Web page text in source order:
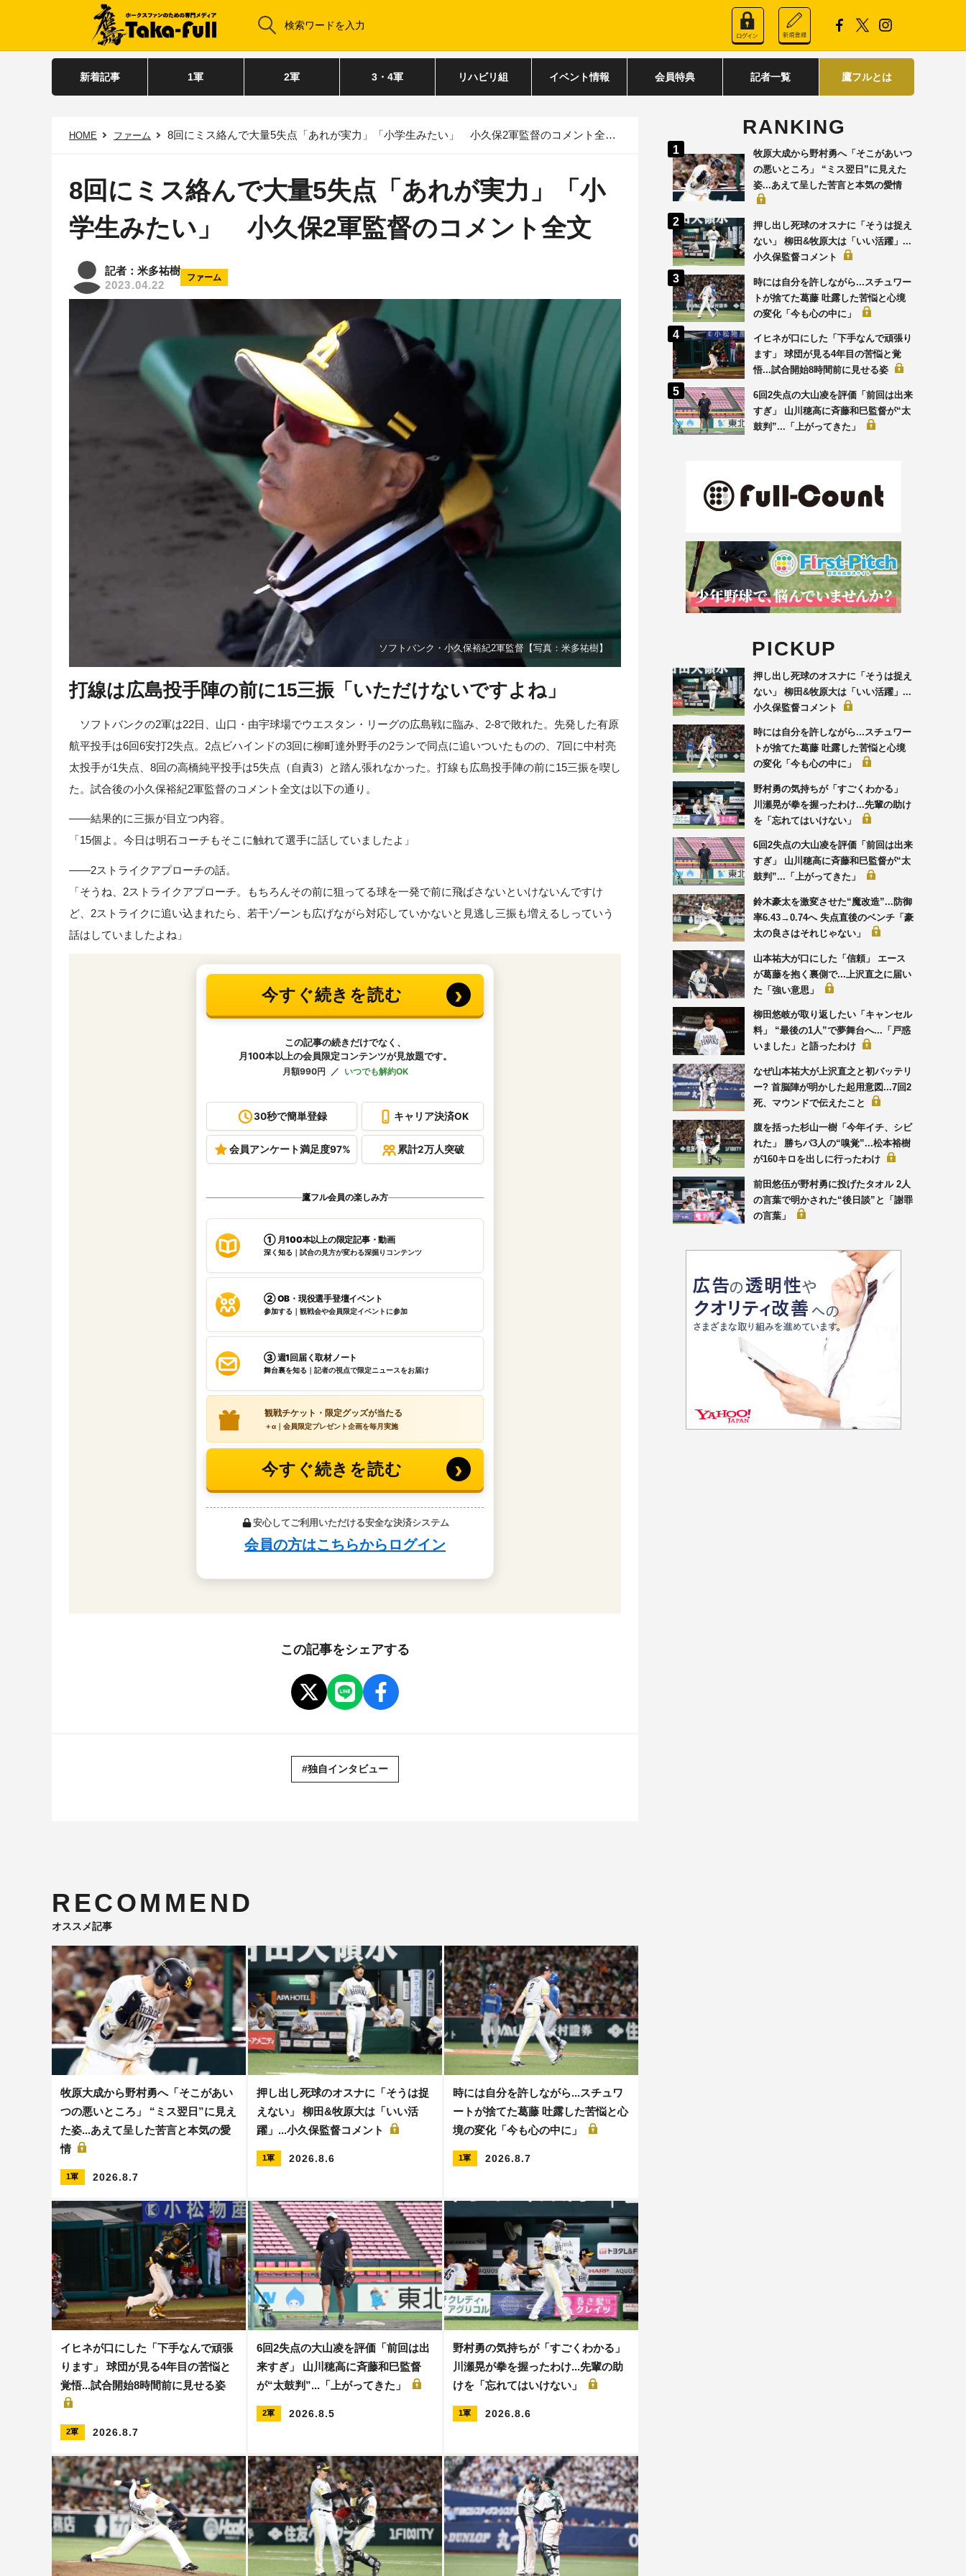
新着記事 1軍 2軍 3・4軍 リハビリ組 イベント情報 会員特典 記者一覧 鷹フルとは
HOME ファーム 8回にミス絡んで大量5失点「あれが実力」「小学生みたい」 小久保2軍監督のコメント全文
8回にミス絡んで大量5失点「あれが実力」「小
学生みたい」 小久保2軍監督のコメント全文
記者：米多祐樹
2023.04.22
ファーム
ソフトバンク・小久保裕紀2軍監督【写真：米多祐樹】
打線は広島投手陣の前に15三振「いただけないですよね」
ソフトバンクの2軍は22日、山口・由宇球場でウエスタン・リーグの広島戦に臨み、2-8で敗れた。先発した有原
航平投手は6回6安打2失点。2点ビハインドの3回に柳町達外野手の2ランで同点に追いついたものの、7回に中村亮
太投手が1失点、8回の高橋純平投手は5失点（自責3）と踏ん張れなかった。打線も広島投手陣の前に15三振を喫し
た。試合後の小久保裕紀2軍監督のコメント全文は以下の通り。
――結果的に三振が目立つ内容。
「15個よ。今日は明石コーチもそこに触れて選手に話していましたよ」
――2ストライクアプローチの話。
「そうね、2ストライクアプローチ。もちろんその前に狙ってる球を一発で前に飛ばさないといけないんですけ
ど、2ストライクに追い込まれたら、若干ゾーンも広げながら対応していかないと見逃し三振も増えるしっていう
話はしていましたよね」
この記事をシェアする
#独自インタビュー
RECOMMEND
オススメ記事
牧原大成から野村勇へ「そこがあい
つの悪いところ」 “ミス翌日”に見え
た姿...あえて呈した苦言と本気の愛
情
1軍 2026.8.7
押し出し死球のオスナに「そうは捉
えない」 柳田&牧原大は「いい活
躍」...小久保監督コメント
1軍 2026.8.6
時には自分を許しながら...スチュワ
ートが捨てた葛藤 吐露した苦悩と心
境の変化「今も心の中に」
1軍 2026.8.7
イヒネが口にした「下手なんで頑張
ります」 球団が見る4年目の苦悩と
覚悟...試合開始8時間前に見せる姿
2軍 2026.8.7
6回2失点の大山凌を評価「前回は出
来すぎ」 山川穂高に斉藤和巳監督
が“太鼓判”...「上がってきた」
2軍 2026.8.5
野村勇の気持ちが「すごくわかる」
川瀬晃が拳を握ったわけ...先輩の助
けを「忘れてはいけない」
1軍 2026.8.6
RANKING
牧原大成から野村勇へ「そこがあいつ
の悪いところ」 “ミス翌日”に見えた
姿...あえて呈した苦言と本気の愛情
押し出し死球のオスナに「そうは捉え
ない」 柳田&牧原大は「いい活躍」...
小久保監督コメント
時には自分を許しながら...スチュワー
トが捨てた葛藤 吐露した苦悩と心境
の変化「今も心の中に」
イヒネが口にした「下手なんで頑張り
ます」 球団が見る4年目の苦悩と覚
悟...試合開始8時間前に見せる姿
6回2失点の大山凌を評価「前回は出来
すぎ」 山川穂高に斉藤和巳監督が“太
鼓判”...「上がってきた」
PICKUP
押し出し死球のオスナに「そうは捉え
ない」 柳田&牧原大は「いい活躍」...
小久保監督コメント
時には自分を許しながら...スチュワー
トが捨てた葛藤 吐露した苦悩と心境
の変化「今も心の中に」
野村勇の気持ちが「すごくわかる」
川瀬晃が拳を握ったわけ...先輩の助け
を「忘れてはいけない」
6回2失点の大山凌を評価「前回は出来
すぎ」 山川穂高に斉藤和巳監督が“太
鼓判”...「上がってきた」
鈴木豪太を激変させた“魔改造”...防御
率6.43→0.74へ 失点直後のベンチ「豪
太の良さはそれじゃない」
山本祐大が口にした「信頼」 エース
が葛藤を抱く裏側で...上沢直之に届い
た「強い意思」
柳田悠岐が取り返したい「キャンセル
料」 “最後の1人”で夢舞台へ...「戸惑
いました」と語ったわけ
なぜ山本祐大が上沢直之と初バッテリ
ー? 首脳陣が明かした起用意図...7回2
死、マウンドで伝えたこと
腹を括った杉山一樹「今年イチ、シビ
れた」 勝ちパ3人の“嗅覚”...松本裕樹
が160キロを出しに行ったわけ
前田悠伍が野村勇に投げたタオル 2人
の言葉で明かされた“後日談”と「謝罪
の言葉」